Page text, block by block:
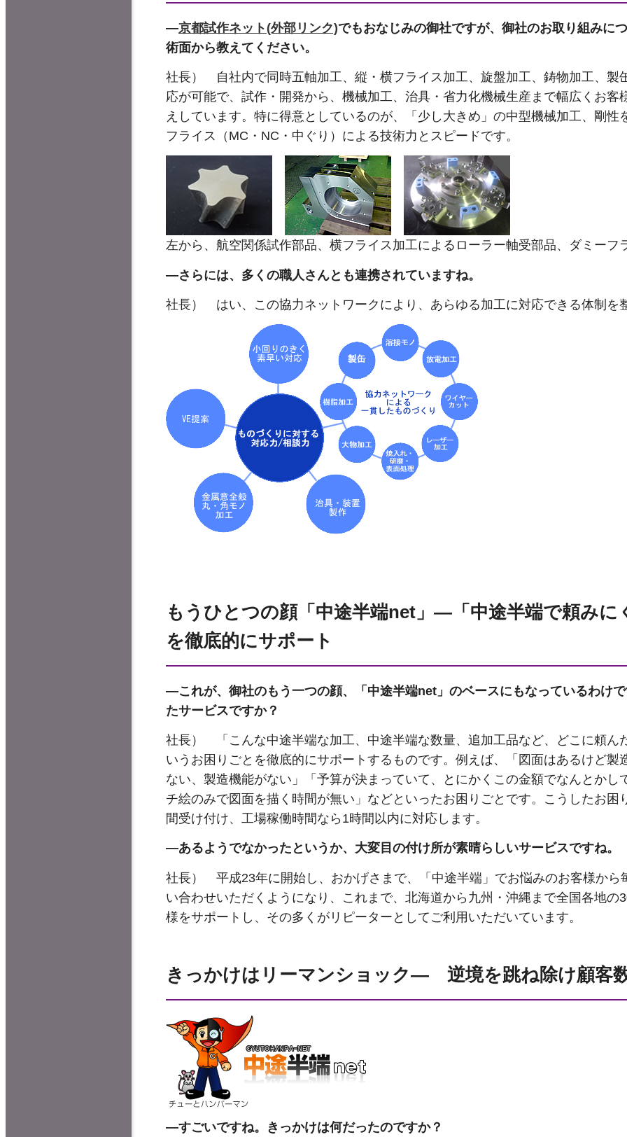
―京都試作ネット(外部リンク)でもおなじみの御社ですが、御社のお取り組みに
術面から教えてください。
社長） 自社内で同時五軸加工、縦・横フライス加工、旋盤加工、鋳物加工、製
応が可能で、試作・開発から、機械加工、治具・省力化機械生産まで幅広くお客
えしています。特に得意としているのが、「少し大きめ」の中型機械加工、剛性
フライス（MC・NC・中ぐり）による技術力とスピードです。
左から、航空関係試作部品、横フライス加工によるローラー軸受部品、ダミーフ
―さらには、多くの職人さんとも連携されていますね。
社長） はい、この協力ネットワークにより、あらゆる加工に対応できる体制を
もうひとつの顔「中途半端net」―「中途半端で頼みに
を徹底的にサポート
―これが、御社のもう一つの顔、「中途半端net」のベースにもなっているわけ
たサービスですか？
社長） 「こんな中途半端な加工、中途半端な数量、追加工品など、どこに頼ん
いうお困りごとを徹底的にサポートするものです。例えば、「図面はあるけど製
ない、製造機能がない」「予算が決まっていて、とにかくこの金額でなんとかし
チ絵のみで図面を描く時間が無い」などといったお困りごとです。こうしたお困
間受け付け、工場稼働時間なら1時間以内に対応します。
―あるようでなかったというか、大変目の付け所が素晴らしいサービスですね。
社長） 平成23年に開始し、おかげさまで、「中途半端」でお悩みのお客様から
い合わせいただくようになり、これまで、北海道から九州・沖縄まで全国各地の
様をサポートし、その多くがリピーターとしてご利用いただいています。
きっかけはリーマンショック― 逆境を跳ね除け顧客
―すごいですね。きっかけは何だったのですか？